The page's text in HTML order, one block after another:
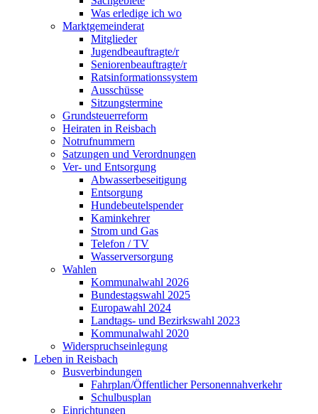
Was erledige ich wo
Marktgemeinderat
Mitglieder
Jugendbeauftragte/r
Seniorenbeauftragte/r
Ratsinformationssystem
Ausschüsse
Sitzungstermine
Grundsteuerreform
Heiraten in Reisbach
Notrufnummern
Satzungen und Verordnungen
Ver- und Entsorgung
Abwasserbeseitigung
Entsorgung
Hundebeutelspender
Kaminkehrer
Strom und Gas
Telefon / TV
Wasserversorgung
Wahlen
Kommunalwahl 2026
Bundestagswahl 2025
Europawahl 2024
Landtags- und Bezirkswahl 2023
Kommunalwahl 2020
Widerspruchseinlegung
Leben in Reisbach
Busverbindungen
Fahrplan/Öffentlicher Personennahverkehr
Schulbusplan
Einrichtungen